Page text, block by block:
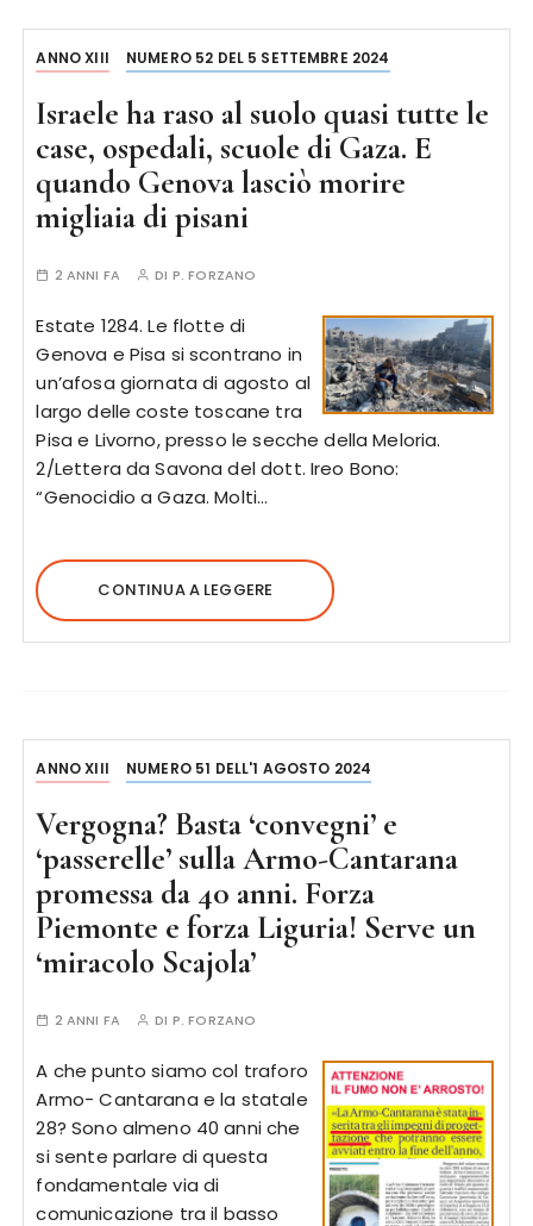
ANNO XIII NUMERO 52 DEL 5 SETTEMBRE 2024
Israele ha raso al suolo quasi tutte le
case, ospedali, scuole di Gaza. E
quando Genova lasciò morire
migliaia di pisani
2 ANNI FA DI P. FORZANO
Estate 1284. Le flotte di
Genova e Pisa si scontrano in
un’afosa giornata di agosto al
largo delle coste toscane tra
Pisa e Livorno, presso le secche della Meloria.
2/Lettera da Savona del dott. Ireo Bono:
“Genocidio a Gaza. Molti…
CONTINUA A LEGGERE
ANNO XIII NUMERO 51 DELL'1 AGOSTO 2024
Vergogna? Basta ‘convegni’ e
‘passerelle’ sulla Armo-Cantarana
promessa da 40 anni. Forza
Piemonte e forza Liguria! Serve un
‘miracolo Scajola’
2 ANNI FA DI P. FORZANO
A che punto siamo col traforo
Armo- Cantarana e la statale
28? Sono almeno 40 anni che
si sente parlare di questa
fondamentale via di
comunicazione tra il basso